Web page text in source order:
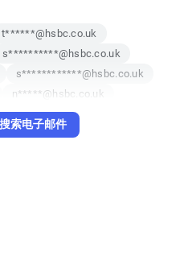
t******@hsbc.co.uk
s**********@hsbc.co.uk
s************@hsbc.co.uk
n*****@hsbc.co.uk
o******@hsbc.co.uk
搜索电子邮件